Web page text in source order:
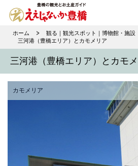
ホーム
観る｜観光スポット｜博物館・施設
三河港（豊橋エリア）とカモメリア
三河港（豊橋エリア）とカモ
カモメリア